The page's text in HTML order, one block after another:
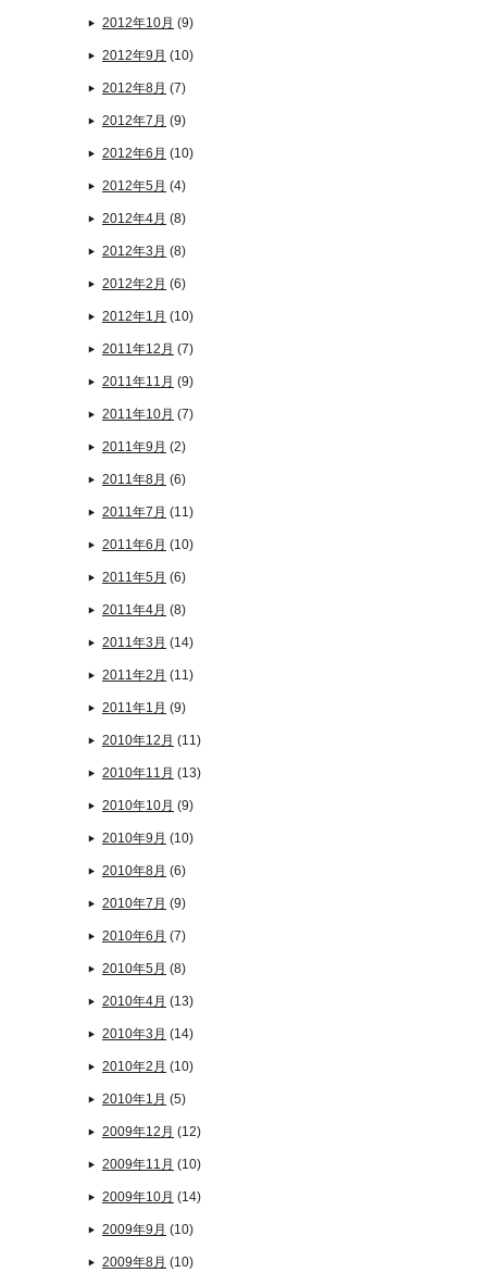
2012年10月 (9)
2012年9月 (10)
2012年8月 (7)
2012年7月 (9)
2012年6月 (10)
2012年5月 (4)
2012年4月 (8)
2012年3月 (8)
2012年2月 (6)
2012年1月 (10)
2011年12月 (7)
2011年11月 (9)
2011年10月 (7)
2011年9月 (2)
2011年8月 (6)
2011年7月 (11)
2011年6月 (10)
2011年5月 (6)
2011年4月 (8)
2011年3月 (14)
2011年2月 (11)
2011年1月 (9)
2010年12月 (11)
2010年11月 (13)
2010年10月 (9)
2010年9月 (10)
2010年8月 (6)
2010年7月 (9)
2010年6月 (7)
2010年5月 (8)
2010年4月 (13)
2010年3月 (14)
2010年2月 (10)
2010年1月 (5)
2009年12月 (12)
2009年11月 (10)
2009年10月 (14)
2009年9月 (10)
2009年8月 (10)